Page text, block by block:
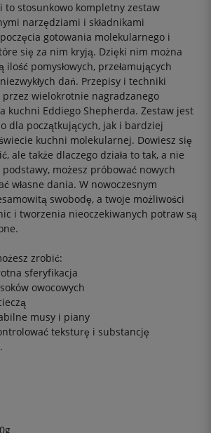
to stosunkowo kompletny zestaw
narzędziami i składnikami
gotowania molekularnego i
się za nim kryją. Dzięki nim można
pomysłowych, przełamujących
dań. Przepisy i techniki
przez wielokrotnie nagradzanego
kuchni Eddiego Shepherda. Zestaw jest
dla początkujących, jak i bardziej
kuchni molekularnej. Dowiesz się
ale także dlaczego działa to tak, a nie
możesz próbować nowych
własne dania. W nowoczesnym
swobodę, a twoje możliwości
i tworzenia nieoczekiwanych potraw są
zrobić:
sferyfikacja
owocowych
musy i piany
teksturę i substancję